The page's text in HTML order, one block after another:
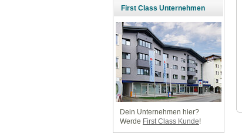
First Class Unternehmen
Dein Unternehmen hier?
Werde First Class Kunde!